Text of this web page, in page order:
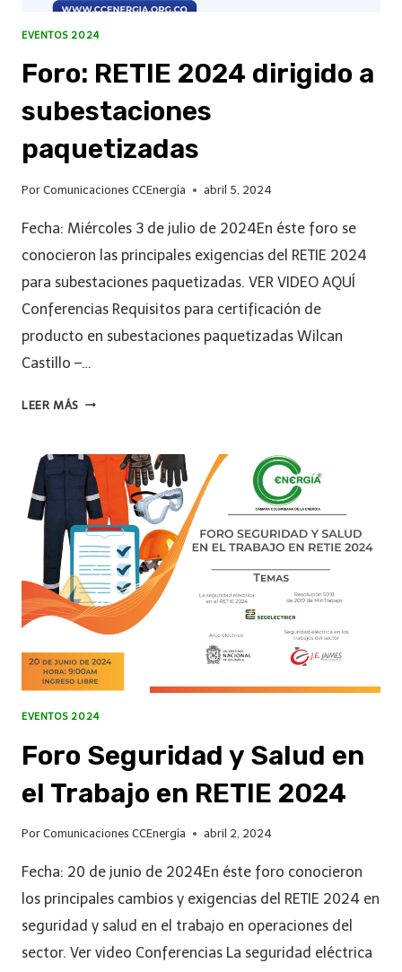
EVENTOS 2024
Foro: RETIE 2024 dirigido a
subestaciones
paquetizadas
Por Comunicaciones CCEnergía abril 5, 2024
Fecha: Miércoles 3 de julio de 2024En éste foro se
conocieron las principales exigencias del RETIE 2024
para subestaciones paquetizadas. VER VIDEO AQUÍ
Conferencias Requisitos para certificación de
producto en subestaciones paquetizadas Wilcan
Castillo –…
LEER MÁS
EVENTOS 2024
Foro Seguridad y Salud en
el Trabajo en RETIE 2024
Por Comunicaciones CCEnergía abril 2, 2024
Fecha: 20 de junio de 2024En éste foro conocieron
los principales cambios y exigencias del RETIE 2024 en
seguridad y salud en el trabajo en operaciones del
sector. Ver video Conferencias La seguridad eléctrica